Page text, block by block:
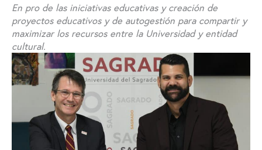
En pro de las iniciativas educativas y creación de
proyectos educativos y de autogestión para compartir y
maximizar los recursos entre la Universidad y entidad
cultural.